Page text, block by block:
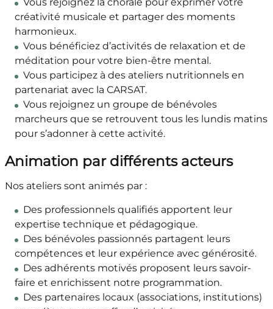
Vous rejoignez la chorale pour exprimer votre
créativité musicale et partager des moments
harmonieux.
Vous bénéficiez d’activités de relaxation et de
méditation pour votre bien-être mental.
Vous participez à des ateliers nutritionnels en
partenariat avec la CARSAT.
Vous rejoignez un groupe de bénévoles
marcheurs que se retrouvent tous les lundis matins
pour s’adonner à cette activité.
Animation par différents acteurs
Nos ateliers sont animés par :
Des professionnels qualifiés apportent leur
expertise technique et pédagogique.
Des bénévoles passionnés partagent leurs
compétences et leur expérience avec générosité.
Des adhérents motivés proposent leurs savoir-
faire et enrichissent notre programmation.
Des partenaires locaux (associations, institutions)